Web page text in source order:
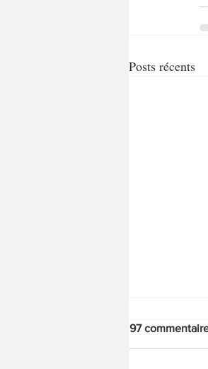
Posts récents
97